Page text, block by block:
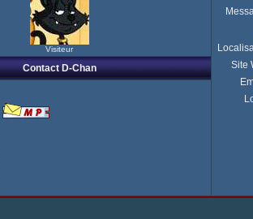
Visiteur
Site
Contact D-Chan